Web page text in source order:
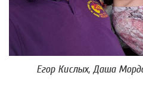
Егор Кислых, Даша